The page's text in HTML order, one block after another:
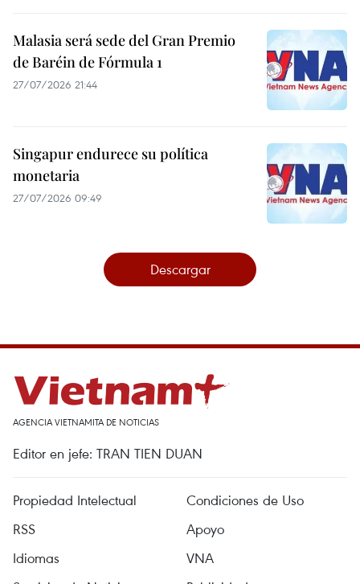
Malasia será sede del Gran Premio
de Baréin de Fórmula 1
27/07/2026 21:44
Singapur endurece su política
monetaria
27/07/2026 09:49
Descargar
AGENCIA VIETNAMITA DE NOTICIAS
Editor en jefe: TRAN TIEN DUAN
Propiedad Intelectual
Condiciones de Uso
RSS
Apoyo
Idiomas
VNA